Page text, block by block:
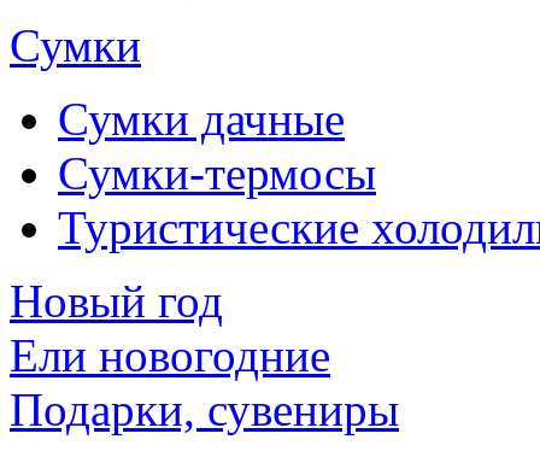
Сумки
Сумки дачные
Сумки-термосы
Туристические
Новый год
Ели новогодние
Подарки, сувениры